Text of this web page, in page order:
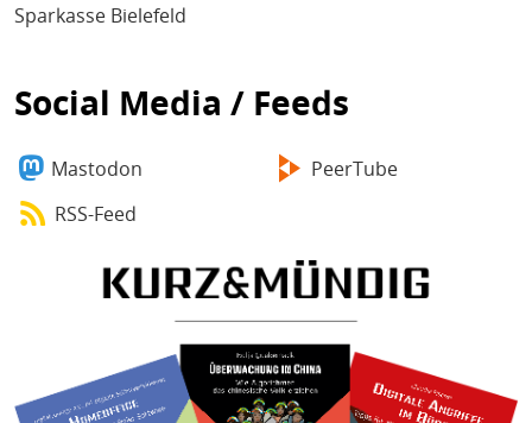
Sparkasse Bielefeld
Social Media / Feeds
Mastodon
PeerTube
RSS-Feed